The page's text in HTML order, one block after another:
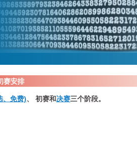
赛安排
、免费)、 初赛和决赛三个阶段。